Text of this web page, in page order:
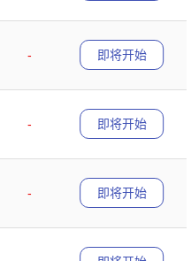
-
即将开始
-
即将开始
-
即将开始